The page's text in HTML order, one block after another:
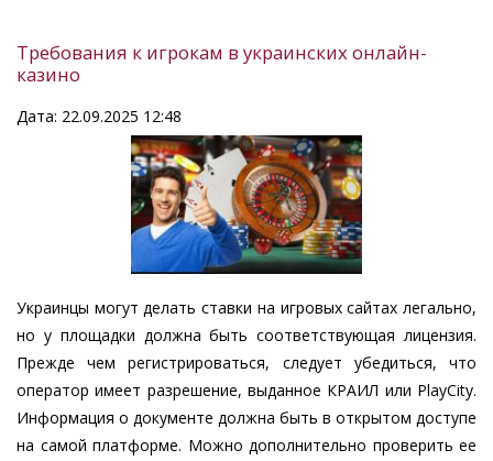
Требования к игрокам в украинских онлайн-
казино
Дата: 22.09.2025 12:48
Украинцы могут делать ставки на игровых сайтах легально,
но у площадки должна быть соответствующая лицензия.
Прежде чем регистрироваться, следует убедиться, что
оператор имеет разрешение, выданное КРАИЛ или PlayCity.
Информация о документе должна быть в открытом доступе
на самой платформе. Можно дополнительно проверить ее